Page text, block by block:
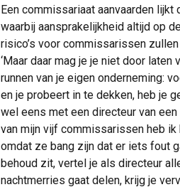
Een commissariaat aanvaarden
waarbij aansprakelijkheid altijd op
risico’s voor commissarissen zullen
‘Maar daar mag je je niet door
runnen van je eigen onderneming:
en je probeert in te dekken, heb je
wel eens met een directeur van
van mijn vijf commissarissen heb
omdat ze bang zijn dat er iets fout
behoud zit, vertel je als directeur
nachtmerries gaat delen, krijg je